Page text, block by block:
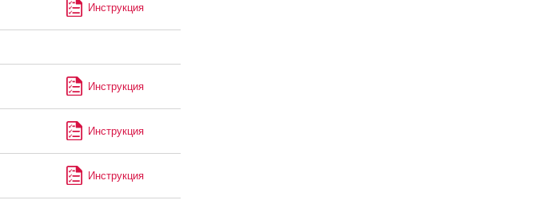
Инструкция
Инструкция
Инструкция
Инструкция